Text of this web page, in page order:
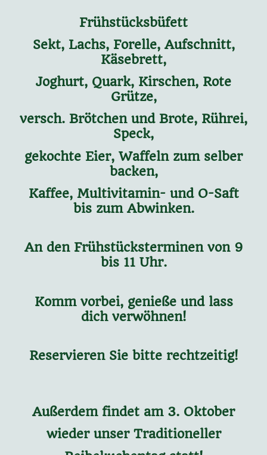
Frühstücksbüfett
Sekt, Lachs, Forelle, Aufschnitt,
Käsebrett,
Joghurt, Quark, Kirschen, Rote
Grütze,
versch. Brötchen und Brote, Rührei,
Speck,
gekochte Eier, Waffeln zum selber
backen,
Kaffee, Multivitamin- und O-Saft
bis zum Abwinken.
An den Frühstücksterminen von 9
bis 11 Uhr.
Komm vorbei, genieße und lass
dich verwöhnen!
Reservieren Sie bitte rechtzeitig!
Außerdem findet am 3. Oktober
wieder unser Traditioneller